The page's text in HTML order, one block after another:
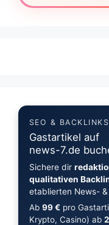
SEO & BACKLINKS
Gastartikel auf
news-7.de
Sichere dir
qualitativen
etablierten News-
Ab 99 €pro
Krypto, Casino) ab